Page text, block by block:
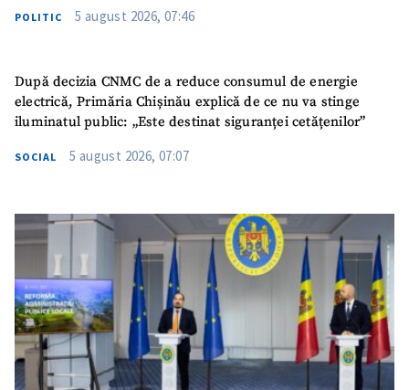
POLITIC 5 august 2026, 07:46
După decizia CNMC de a reduce consumul de energie
electrică, Primăria Chișinău explică de ce nu va stinge
iluminatul public: „Este destinat siguranței cetățenilor”
SOCIAL 5 august 2026, 07:07